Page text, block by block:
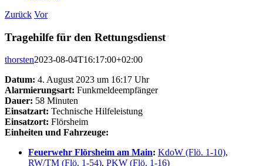
Zurück Vor
Tragehilfe für den Rettungsdienst
thorsten2023-08-04T16:17:00+02:00
Datum: 4. August 2023 um 16:17 Uhr
Alarmierungsart: Funkmeldeempfänger
Dauer: 58 Minuten
Einsatzart: Technische Hilfeleistung
Einsatzort: Flörsheim
Einheiten und Fahrzeuge:
Feuerwehr Flörsheim am Main: KdoW (Flö. 1-10),
RW/TM (Flö. 1-54), PKW (Flö. 1-16)